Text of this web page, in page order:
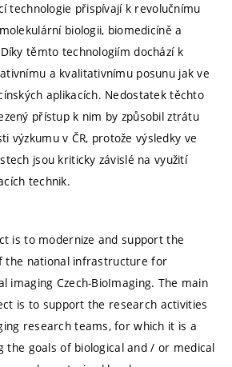
technologie přispívají k revolučnímu
biologii, biomedicíně a
těmto technologiím dochází k
a kvalitativnímu posunu jak ve
aplikacích. Nedostatek těchto
přístup k nim by způsobil ztrátu
výzkumu v ČR, protože výsledky ve
jsou kriticky závislé na využití
technik.
is to modernize and support the
the national infrastructure for
imaging Czech-BioImaging. The main
is to support the research activities
research teams, for which it is a
the goals of biological and / or medical